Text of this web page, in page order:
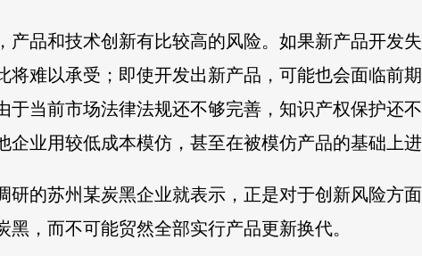
产品和技术创新有比较高的风险。如果新产品开发
将难以承受；即使开发出新产品，可能也会面临前
于当前市场法律法规还不够完善，知识产权保护还
企业用较低成本模仿，甚至在被模仿产品的基础上
研的苏州某炭黑企业就表示，正是对于创新风险方
黑，而不可能贸然全部实行产品更新换代。